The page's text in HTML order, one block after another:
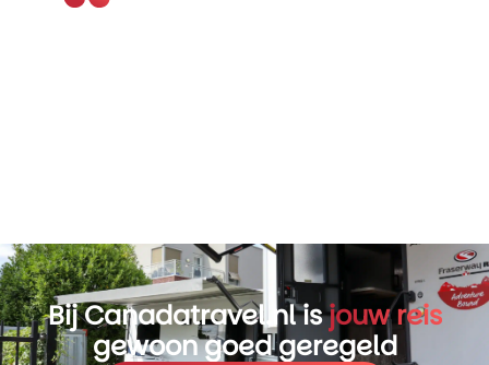
Bij Canadatravel.nl isjouw reis
gewoon goed geregeld